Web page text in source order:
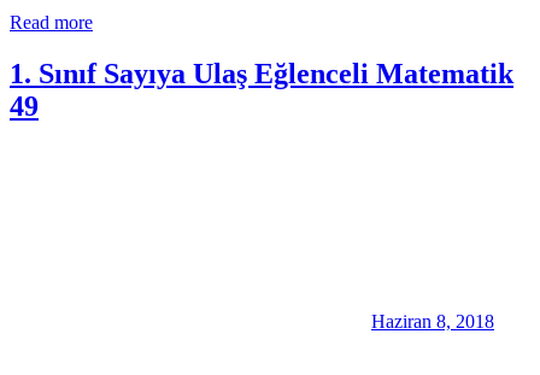
Read more
1. Sınıf Sayıya Ulaş Eğlenceli Matematik
49
Haziran 8, 2018